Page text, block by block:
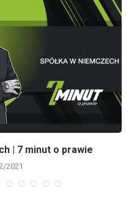
| 7 minut o prawie
2021